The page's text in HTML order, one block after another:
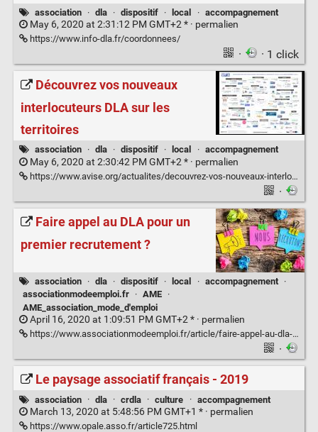
association · dla · dispositif · local · accompagnement
May 6, 2020 at 2:31:12 PM GMT+2 * · permalien
https://www.info-dla.fr/coordonnees/
· · 1 click
Découvrez vos nouveaux
interlocuteurs DLA sur les
territoires
association · dla · dispositif · local · accompagnement
May 6, 2020 at 2:30:42 PM GMT+2 * · permalien
https://www.avise.org/actualites/decouvrez-vos-nouveaux-interlocuteurs-dla-sur-les-territoires
·
Faire appel au DLA pour un
premier recrutement ?
association · dla · dispositif · local · accompagnement
·
associationmodeemploi.fr
· AME
·
AME_association_mode_d'emploi
April 16, 2020 at 1:09:51 PM GMT+2 * · permalien
https://www.associationmodeemploi.fr/article/faire-appel-au-dla-pour-un-premier-recrutement.70881
·
Le paysage associatif français - 2019
association · dla · crdla · culture · accompagnement
March 13, 2020 at 5:48:56 PM GMT+1 * · permalien
https://www.opale.asso.fr/article725.html